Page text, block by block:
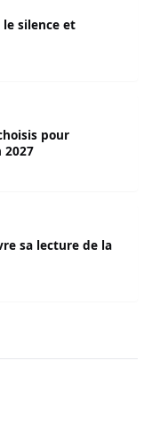
le silence et
pour
2027
sa lecture de la